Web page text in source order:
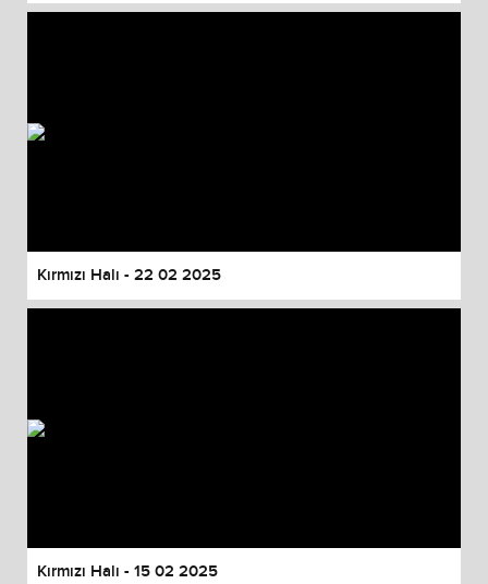
Kırmızı Halı - 22 02 2025
Kırmızı Halı - 15 02 2025